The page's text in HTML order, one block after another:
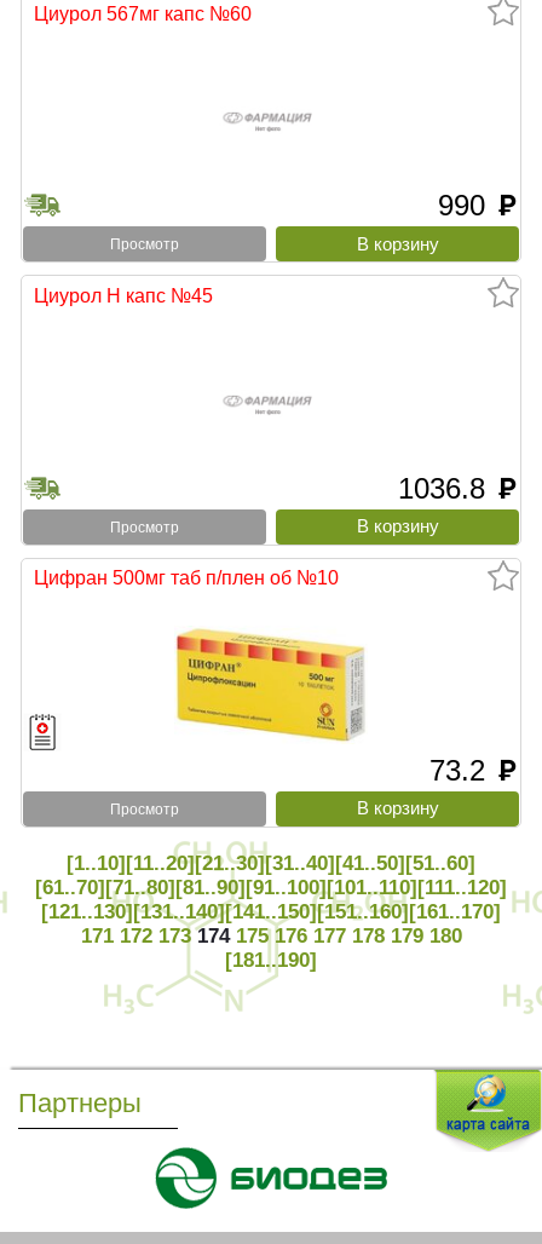
Циурол 567мг капс №60
990 руб
Просмотр
Циурол Н капс №45
1036.8 руб
Просмотр
Цифран 500мг таб п/плен об №10
73.2 руб
Просмотр
[1..10][11..20][21..30][31..40][41..50][51..60]
[61..70][71..80][81..90][91..100][101..110][111..120]
[121..130][131..140][141..150][151..160][161..170]
171 172 173 174 175 176 177 178 179 180
[181..190]
Партнеры